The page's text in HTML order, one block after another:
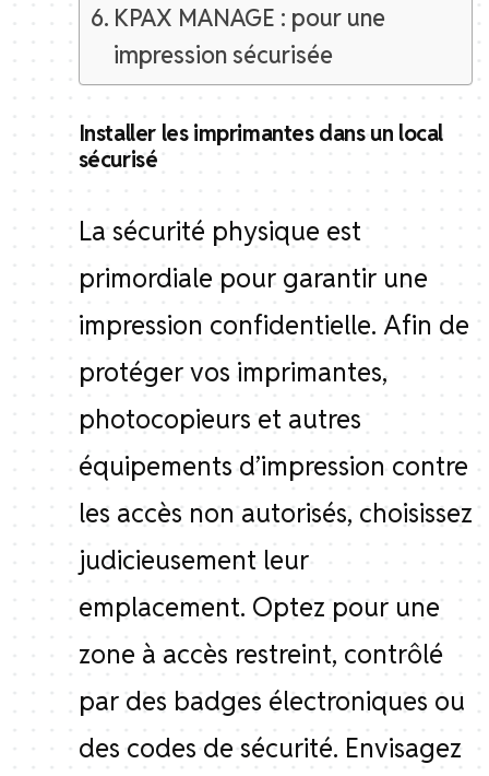
KPAX MANAGE : pour une
impression sécurisée
Installer les imprimantes dans un local
sécurisé
La sécurité physique est
primordiale pour garantir une
impression confidentielle. Afin de
protéger vos imprimantes,
photocopieurs et autres
équipements d’impression contre
les accès non autorisés, choisissez
judicieusement leur
emplacement. Optez pour une
zone à accès restreint, contrôlé
par des badges électroniques ou
des codes de sécurité. Envisagez